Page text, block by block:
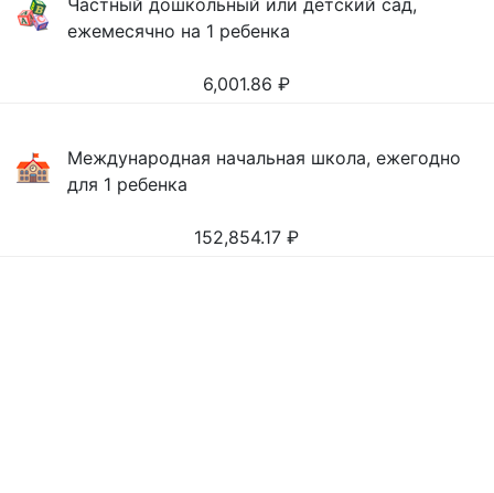
Частный дошкольный или детский сад,
ежемесячно на 1 ребенка
6,001.86 ₽
Международная начальная школа, ежегодно
для 1 ребенка
152,854.17 ₽